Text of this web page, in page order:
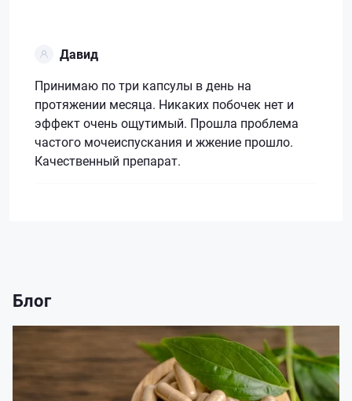
Давид
Принимаю по три капсулы в день на
протяжении месяца. Никаких побочек нет и
эффект очень ощутимый. Прошла проблема
частого мочеиспускания и жжение прошло.
Качественный препарат.
Блог